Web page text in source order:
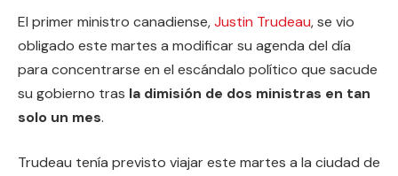
El primer ministro canadiense,Justin Trudeau, se vio
obligado este martes a modificar su agenda del día
para concentrarse en el escándalo político que sacude
su gobierno tras la dimisión de dos ministras en tan
solo un mes.
Trudeau tenía previsto viajar este martes a la ciudad de